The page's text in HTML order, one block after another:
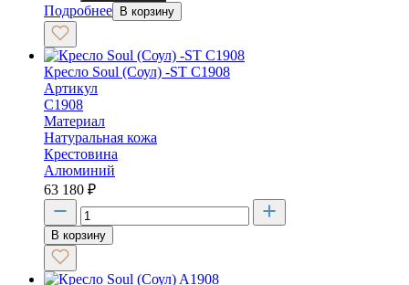
Подробнее В корзину
Кресло Soul (Соул) -ST С1908
Артикул
С1908
Материал
Натуральная кожа
Крестовина
Алюминий
63 180 ₽
В корзину